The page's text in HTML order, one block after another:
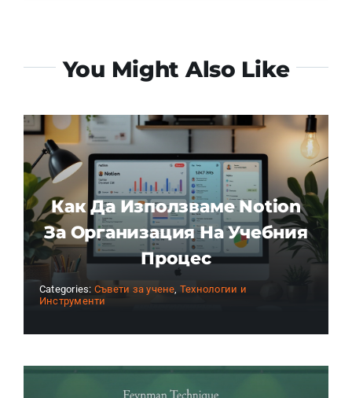
You Might Also Like
Как Да Използваме Notion
За Организация На Учебния
Процес
Categories: Съвети за учене Технологии и
Инструменти